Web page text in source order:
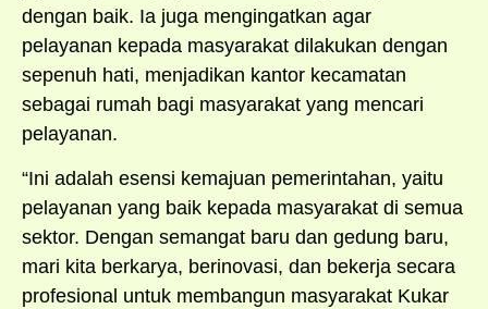
dengan baik. Ia juga mengingatkan agar
pelayanan kepada masyarakat dilakukan dengan
sepenuh hati, menjadikan kantor kecamatan
sebagai rumah bagi masyarakat yang mencari
pelayanan.
“Ini adalah esensi kemajuan pemerintahan, yaitu
pelayanan yang baik kepada masyarakat di semua
sektor. Dengan semangat baru dan gedung baru,
mari kita berkarya, berinovasi, dan bekerja secara
profesional untuk membangun masyarakat Kukar